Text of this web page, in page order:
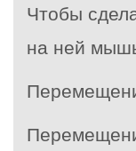
Чтобы
на ней